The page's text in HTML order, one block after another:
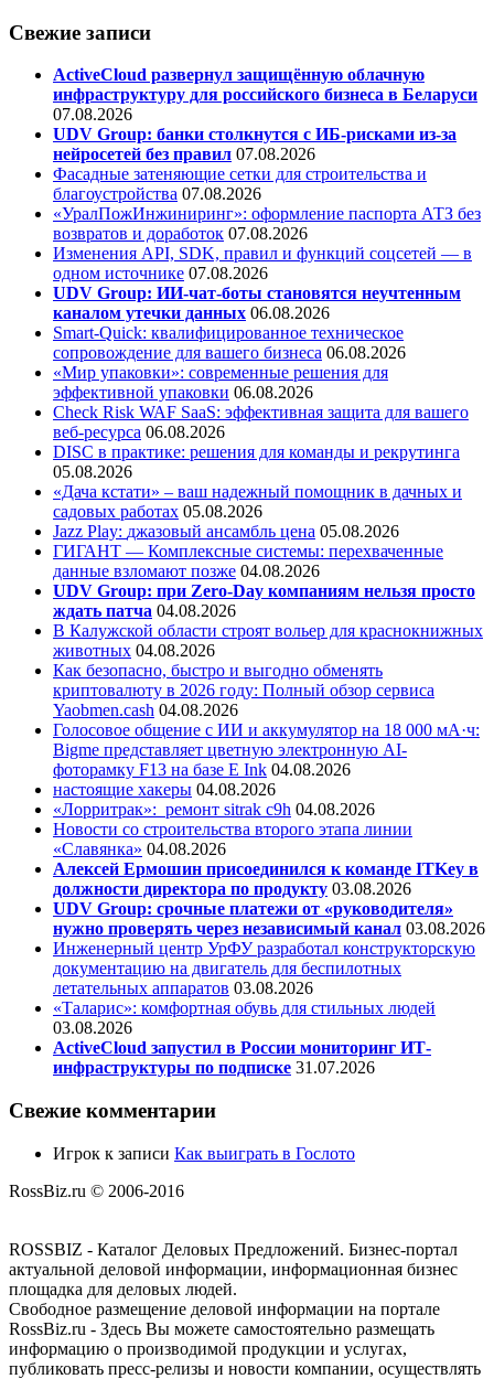
Свежие записи
ActiveCloud развернул защищённую облачную
инфраструктуру для российского бизнеса в Беларуси
07.08.2026
UDV Group: банки столкнутся с ИБ-рисками из-за
нейросетей без правил 07.08.2026
Фасадные затеняющие сетки для строительства и
благоустройства 07.08.2026
«УралПожИнжиниринг»: оформление паспорта АТЗ без
возвратов и доработок 07.08.2026
Изменения API, SDK, правил и функций соцсетей — в
одном источнике 07.08.2026
UDV Group: ИИ-чат-боты становятся неучтенным
каналом утечки данных 06.08.2026
Smart-Quick: квалифицированное техническое
сопровождение для вашего бизнеса 06.08.2026
«Мир упаковки»: современные решения для
эффективной упаковки 06.08.2026
Check Risk WAF SaaS: эффективная защита для вашего
веб-ресурса 06.08.2026
DISC в практике: решения для команды и рекрутинга
05.08.2026
«Дача кстати» – ваш надежный помощник в дачных и
садовых работах 05.08.2026
Jazz Play: джазовый ансамбль цена 05.08.2026
ГИГАНТ — Комплексные системы: перехваченные
данные взломают позже 04.08.2026
UDV Group: при Zero-Day компаниям нельзя просто
ждать патча 04.08.2026
В Калужской области строят вольер для краснокнижных
животных 04.08.2026
Как безопасно, быстро и выгодно обменять
криптовалюту в 2026 году: Полный обзор сервиса
Yaobmen.cash 04.08.2026
Голосовое общение с ИИ и аккумулятор на 18 000 мА·ч:
Bigme представляет цветную электронную AI-
фоторамку F13 на базе E Ink 04.08.2026
настоящие хакеры 04.08.2026
«Лорритрак»: ремонт sitrak c9h 04.08.2026
Новости со строительства второго этапа линии
«Славянка» 04.08.2026
Алексей Ермошин присоединился к команде ITKey в
должности директора по продукту 03.08.2026
UDV Group: срочные платежи от «руководителя»
нужно проверять через независимый канал 03.08.2026
Инженерный центр УрФУ разработал конструкторскую
документацию на двигатель для беспилотных
летательных аппаратов 03.08.2026
«Таларис»: комфортная обувь для стильных людей
03.08.2026
ActiveCloud запустил в России мониторинг ИТ-
инфраструктуры по подписке 31.07.2026
Свежие комментарии
Игрок к записи Как выиграть в Гослото
RossBiz.ru © 2006-2016
ROSSBIZ - Каталог Деловых Предложений. Бизнес-портал
актуальной деловой информации, информационная бизнес
площадка для деловых людей.
Свободное размещение деловой информации на портале
RossBiz.ru - Здесь Вы можете самостоятельно размещать
информацию о производимой продукции и услугах,
публиковать пресс-релизы и новости компании, осуществлять